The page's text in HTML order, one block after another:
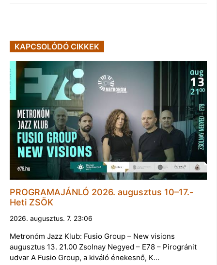
KAPCSOLÓDÓ CIKKEK
PROGRAMAJÁNLÓ 2026. augusztus 10–17.-
Heti ZSÖK
2026. augusztus. 7. 23:06
Metronóm Jazz Klub: Fusio Group – New visions
augusztus 13. 21.00 Zsolnay Negyed – E78 – Pirogránit
udvar A Fusio Group, a kiváló énekesnő, K…